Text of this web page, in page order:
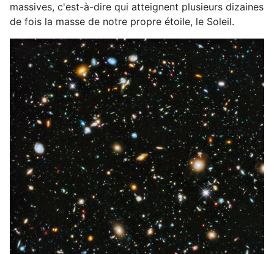
massives, c'est-à-dire qui atteignent plusieurs dizaines
de fois la masse de notre propre étoile, le Soleil.